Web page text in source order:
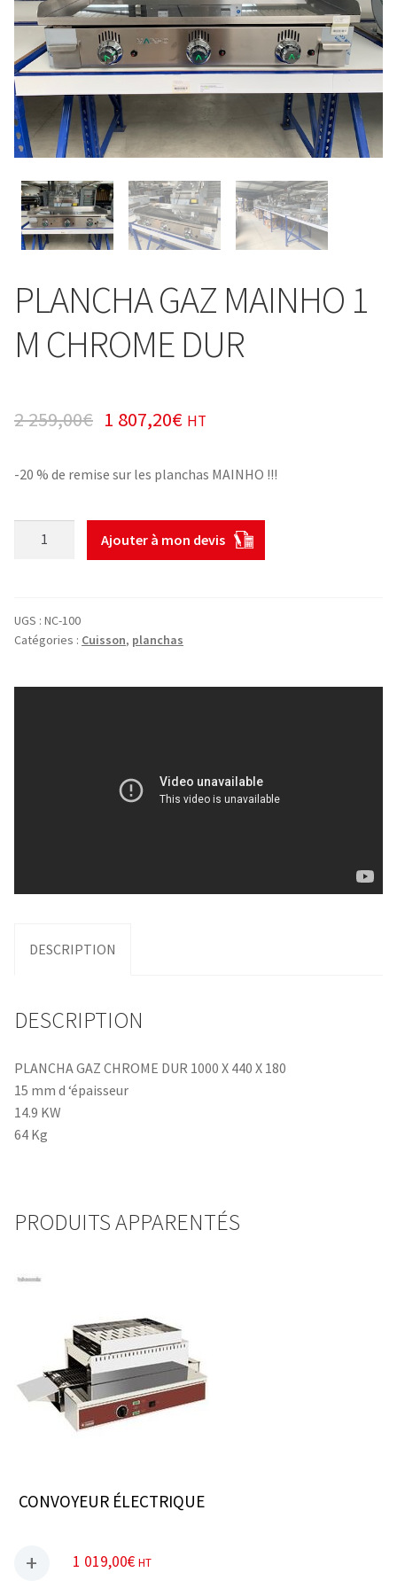
PLANCHA GAZ MAINHO 1
M CHROME DUR
2 259,00€ 1 807,20€ HT
-20 % de remise sur les planchas MAINHO !!!
mainho
1
Chrome
Ajouter à mon devis
UGS : NC-100
Catégories : Cuisson, planchas
DESCRIPTION
DESCRIPTION
PLANCHA GAZ CHROME DUR 1000 X 440 X 180
15 mm d ‘épaisseur
14.9 KW
64 Kg
PRODUITS APPARENTÉS
CONVOYEUR ÉLECTRIQUE
1 019,00€ HT